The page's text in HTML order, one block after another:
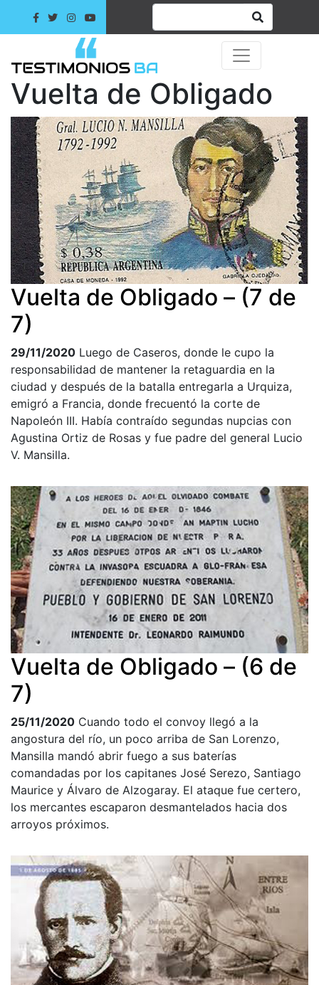
Vuelta de Obligado
Vuelta de Obligado – (7 de
7)
29/11/2020 Luego de Caseros, donde le cupo la
responsabilidad de mantener la retaguardia en la
ciudad y después de la batalla entregarla a Urquiza,
emigró a Francia, donde frecuentó la corte de
Napoleón III. Había contraído segundas nupcias con
Agustina Ortiz de Rosas y fue padre del general Lucio
V. Mansilla.
Vuelta de Obligado – (6 de
7)
25/11/2020 Cuando todo el convoy llegó a la
angostura del río, un poco arriba de San Lorenzo,
Mansilla mandó abrir fuego a sus baterías
comandadas por los capitanes José Serezo, Santiago
Maurice y Álvaro de Alzogaray. El ataque fue certero,
los mercantes escaparon desmantelados hacia dos
arroyos próximos.